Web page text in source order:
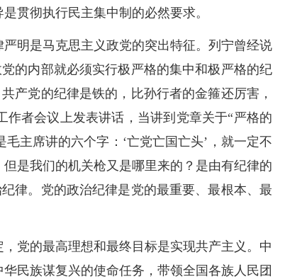
贯彻执行民主集中制的必然要求。
明是马克思主义政党的突出特征。列宁曾经说
的内部就必须实行极严格的集中和极严格的纪
产党的纪律是铁的，比孙行者的金箍还厉害，
作者会议上发表讲话，当讲到党章关于“严格的
主席讲的六个字：‘亡党亡国亡头’，就一定不
是我们的机关枪又是哪里来的？是由有纪律的
律。党的政治纪律是党的最重要、最根本、最
党的最高理想和最终目标是实现共产主义。中
民族谋复兴的使命任务，带领全国各族人民团